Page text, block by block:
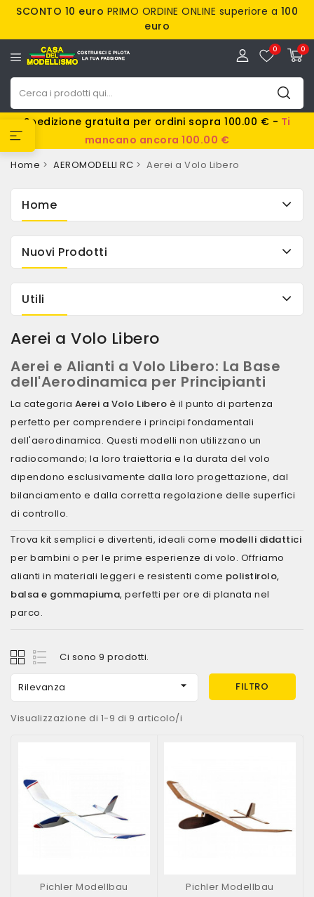
SCONTO 10 euro PRIMO ORDINE ONLINE superiore a 100
euro
0
0
Spedizione gratuita per ordini sopra 100.00 € - Ti
mancano ancora 100.00 €
Home AEROMODELLI RC Aerei a Volo Libero
Home
Nuovi Prodotti
Utili
Aerei a Volo Libero
Aerei e Alianti a Volo Libero: La Base
dell'Aerodinamica per Principianti
La categoria Aerei a Volo Libero è il punto di partenza
perfetto per comprendere i principi fondamentali
dell'aerodinamica. Questi modelli non utilizzano un
radiocomando; la loro traiettoria e la durata del volo
dipendono esclusivamente dalla loro progettazione, dal
bilanciamento e dalla corretta regolazione delle superfici
di controllo.
Trova kit semplici e divertenti, ideali come modelli didattici
per bambini o per le prime esperienze di volo. Offriamo
alianti in materiali leggeri e resistenti come polistirolo,
balsa e gommapiuma, perfetti per ore di planata nel
parco.
Ci sono 9 prodotti.
Rilevanza  FILTRO
Visualizzazione di 1-9 di 9 articolo/i
Pichler Modellbau
Pichler Modellbau